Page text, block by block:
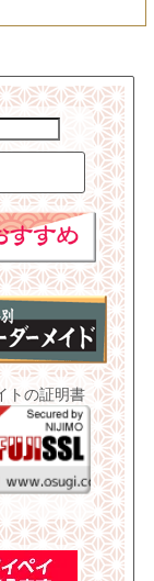
トの証明書